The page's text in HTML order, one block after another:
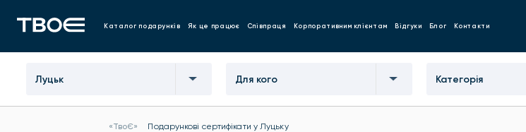
Каталог подарунків Як це працює Співпраця Корпоративним клієнтам Відгуки Блог Контакти
Луцьк Для кого Категорія
«ТвоЄ» Подарункові сертифікати у Луцьку